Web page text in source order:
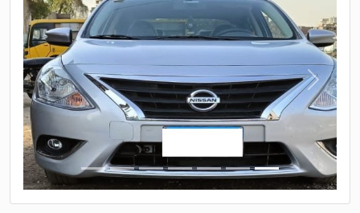
P
r
v
i
o
u
N
e
t